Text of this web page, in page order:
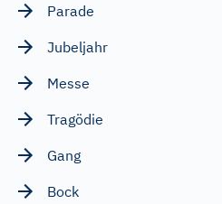
Parade
Jubeljahr
Messe
Tragödie
Gang
Bock